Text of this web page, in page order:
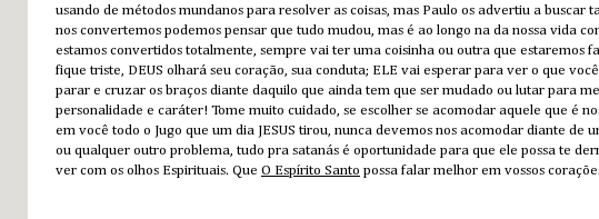
usando de métodos mundanos para resolver as coisas, mas Paulo os advertiu a buscar
nos convertemos podemos pensar que tudo mudou, mas é ao longo na da nossa vida
estamos convertidos totalmente, sempre vai ter uma coisinha ou outra que estaremos
fique triste, DEUS olhará seu coração, sua conduta; ELE vai esperar para ver o que
parar e cruzar os braços diante daquilo que ainda tem que ser mudado ou lutar para
personalidade e caráter! Tome muito cuidado, se escolher se acomodar aquele que é
em você todo o Jugo que um dia JESUS tirou, nunca devemos nos acomodar diante de
ou qualquer outro problema, tudo pra satanás é oportunidade para que ele possa te
ver com os olhos Espirituais. Que O Espírito Santo possa falar melhor em vossos